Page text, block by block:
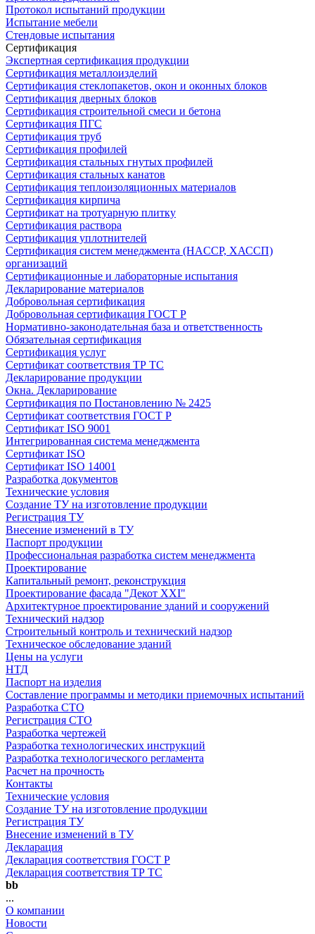
Протокол испытаний продукции
Испытание мебели
Стендовые испытания
Сертификация
Экспертная сертификация продукции
Сертификация металлоизделий
Сертификация стеклопакетов, окон и оконных блоков
Сертификация дверных блоков
Сертификация строительной смеси и бетона
Сертификация ПГС
Сертификация труб
Сертификация профилей
Сертификация стальных гнутых профилей
Сертификация стальных канатов
Сертификация теплоизоляционных материалов
Сертификация кирпича
Сертификат на тротуарную плитку
Сертификация раствора
Сертификация уплотнителей
Сертификация систем менеджмента (HACCP, ХАССП)
организаций
Сертификационные и лабораторные испытания
Декларирование материалов
Добровольная сертификация
Добровольная сертификация ГОСТ Р
Нормативно-законодательная база и ответственность
Обязательная сертификация
Сертификация услуг
Сертификат соответствия ТР ТС
Декларирование продукции
Окна. Декларирование
Сертификация по Постановлению № 2425
Сертификат соответствия ГОСТ Р
Сертификат ISO 9001
Интегрированная система менеджмента
Сертификат ISO
Сертификат ISO 14001
Разработка документов
Технические условия
Создание ТУ на изготовление продукции
Регистрация ТУ
Внесение изменений в ТУ
Паспорт продукции
Профессиональная разработка систем менеджмента
Проектирование
Капитальный ремонт, реконструкция
Проектирование фасада "Декот XXI"
Архитектурное проектирование зданий и сооружений
Технический надзор
Строительный контроль и технический надзор
Техническое обследование зданий
Цены на услуги
НТД
Паспорт на изделия
Составление программы и методики приемочных испытаний
Разработка СТО
Регистрация СТО
Разработка чертежей
Разработка технологических инструкций
Разработка технологического регламента
Расчет на прочность
Контакты
Технические условия
Создание ТУ на изготовление продукции
Регистрация ТУ
Внесение изменений в ТУ
Декларация
Декларация соответствия ГОСТ Р
Декларация соответствия ТР ТС
bb
...
О компании
Новости